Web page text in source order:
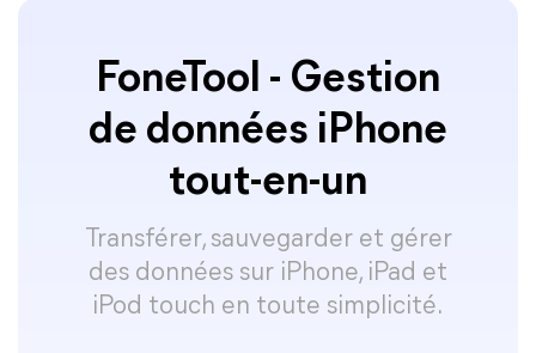
FoneTool - Gestion
de données iPhone
tout-en-un
Transférer, sauvegarder et gérer
des données sur iPhone, iPad et
iPod touch en toute simplicité.